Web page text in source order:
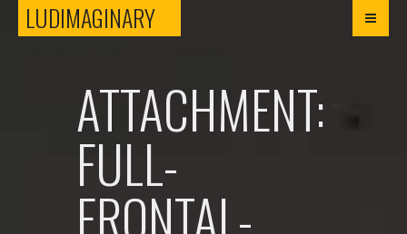
LUDIMAGINARYLUDIMAGINARY
ATTACHMENT:
FULL-
FRONTAL-